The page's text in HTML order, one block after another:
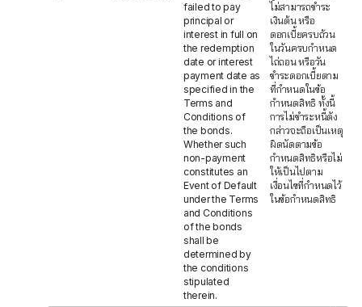
failed to pay
principal or
interest in full on
the redemption
date or interest
payment date as
specified in the
Terms and
Conditions of
the bonds.
Whether such
non-payment
constitutes an
Event of Default
under the Terms
and Conditions
of the bonds
shall be
determined by
the conditions
stipulated
therein.
ไม่สามารถชำระ
เงินต้น หรือ
ดอกเบี้ยครบถ้วน
ในวันครบกำหนด
ไถ่ถอน หรือวัน
ชำระดอกเบี้ยตาม
ที่กำหนดในข้อ
กำหนดสิทธิ ทั้งนี้
การไม่ชำระหนี้ดัง
กล่าวจะถือเป็นเหตุ
ผิดนัดตามข้อ
กำหนดสิทธิหรือไม่
ให้เป็นไปตาม
เงื่อนไขที่กำหนดไว้
ในข้อกำหนดสิทธิ